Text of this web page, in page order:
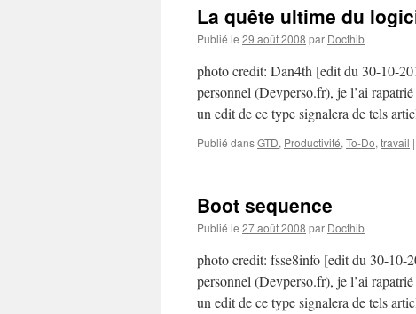
La quête ultime du
Publié le 29 août 2008 par Docthib
photo credit: Dan4th [edit du 30-10-
personnel (Devperso.fr), je l’ai
un edit de ce type signalera de tels
Publié dansGTD, Productivité, To-Do, travail |
Boot sequence
Publié le 27 août 2008 par Docthib
photo credit: fsse8info [edit du 30-10-
personnel (Devperso.fr), je l’ai
un edit de ce type signalera de tels